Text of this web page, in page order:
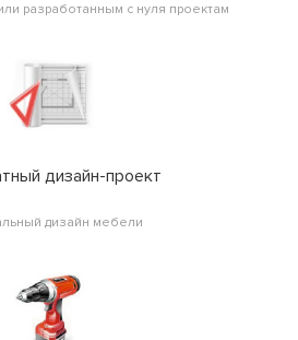
разработанным с нуля проектам
дизайн-проект
дизайн мебели